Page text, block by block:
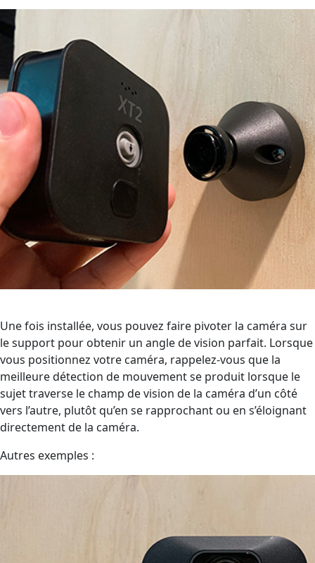
Une fois installée, vous pouvez faire pivoter la caméra sur
le support pour obtenir un angle de vision parfait. Lorsque
vous positionnez votre caméra, rappelez-vous que la
meilleure détection de mouvement se produit lorsque le
sujet traverse le champ de vision de la caméra d’un côté
vers l’autre, plutôt qu’en se rapprochant ou en s’éloignant
directement de la caméra.
Autres exemples :